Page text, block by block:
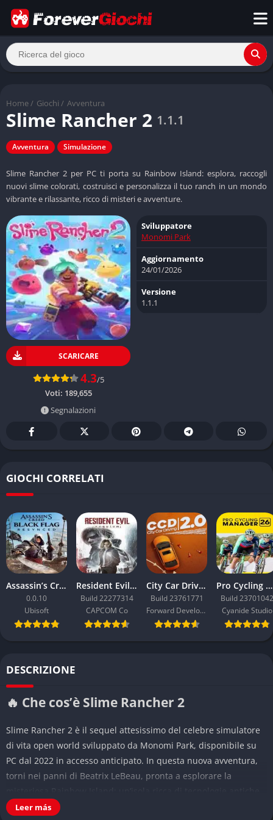
Home / Giochi / Avventura
Slime Rancher 2 1.1.1
Avventura Simulazione
Slime Rancher 2 per PC ti porta su Rainbow Island: esplora, raccogli
nuovi slime colorati, costruisci e personalizza il tuo ranch in un mondo
vibrante e rilassante, ricco di misteri e avventure.
SCARICARE
4.3/5
Voti: 189,655
Segnalazioni
Sviluppatore
Monomi Park
Aggiornamento
24/01/2026
Versione
1.1.1
GIOCHI CORRELATI
Assassin’s Creed Black Flag Resynced
0.0.10
Ubisoft
Resident Evil Requiem
Build 22277314
CAPCOM Co
City Car Driving 2.0
Build 23761771
Forward Development
Pro Cycling Manager 26
Build 23701042
Cyanide Studio
DESCRIZIONE
🔥 Che cos’è Slime Rancher 2
Slime Rancher 2 è il sequel attesissimo del celebre simulatore
di vita open world sviluppato da Monomi Park, disponibile su
PC dal 2022 in accesso anticipato. In questa nuova avventura,
torni nei panni di Beatrix LeBeau, pronta a esplorare la
risorse sconosciute e, soprattutto, una miriade di nuovi slime
Leer más